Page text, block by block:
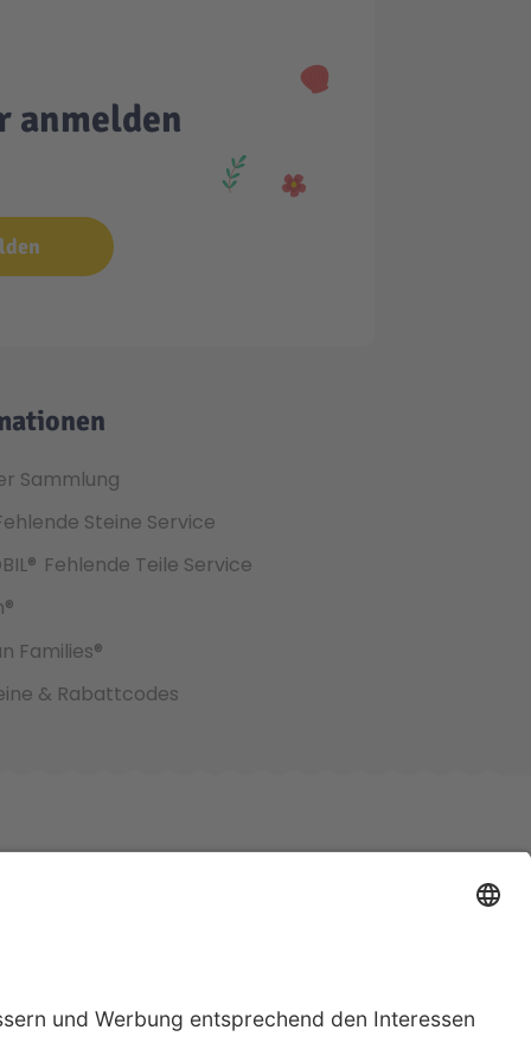
anmelden
Sammlung
Steine Service
Fehlende Teile Service
Families®
& Rabattcodes